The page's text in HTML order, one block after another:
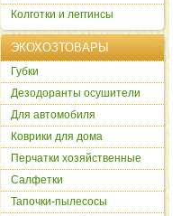
Колготки и леггинсы
ЭКОХОЗТОВАРЫ
Губки
Дезодоранты осушители
Для автомобиля
Коврики для дома
Перчатки хозяйственные
Салфетки
Тапочки-пылесосы